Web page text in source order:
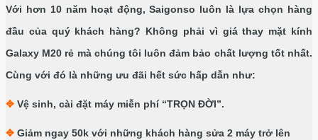
Với hơn 10 năm hoạt động, Saigonso luôn là lựa chọn hàng
đầu của quý khách hàng? Không phải vì giá thay mặt kính
Galaxy M20 rẻ mà chúng tôi luôn đảm bảo chất lượng tốt nhất.
Cùng với đó là những ưu đãi hết sức hấp dẫn như:
✥ Vệ sinh, cài đặt máy miễn phí “TRỌN ĐỜI”.
✥ Giảm ngay 50k với những khách hàng sửa 2 máy trở lên